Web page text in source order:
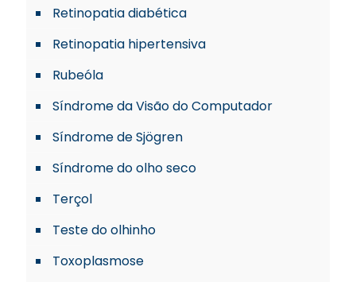
Retinopatia diabética
Retinopatia hipertensiva
Rubeóla
Síndrome da Visão do Computador
Síndrome de Sjögren
Síndrome do olho seco
Terçol
Teste do olhinho
Toxoplasmose